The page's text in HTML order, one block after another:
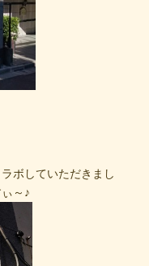
ボしていただきまし
～♪